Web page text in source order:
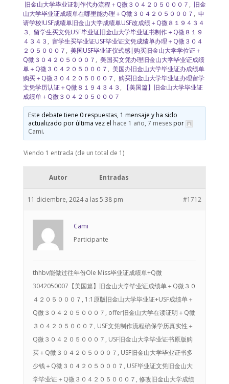
旧金山大学毕业证制作代办流程＋Q微３０４２０５０００７ , 旧金
山大学毕业证成绩单在哪里能办理＋Q微３０４２０５０００７ , 申
请学校!USF成绩单旧金山大学成绩单USF改成绩＋Q微８１９４３４
３ , 留学生买文凭USF毕业证旧金山大学毕业证书制作＋Q微８１９
４３４３ , 留学生买毕业证USF毕业证文凭成绩单办理＋Q微３０４
２０５０００７ , 美国USF毕业证仪式感|购买旧金山大学学位证＋
Q微３０４２０５０００７ , 美国买文凭办理旧金山大学毕业证成绩
单＋Q微３０４２０５０００７ , 美国办旧金山大学毕业证办成绩单
购买＋Q微３０４２０５０００７ , 购买旧金山大学毕业证办理留学
文凭学历认证＋Q微８１９４３４３ ,
【美国篇】旧金山大学毕业证
成绩单＋Q微３０４２０５０００７
Este debate tiene 0 respuestas, 1 mensaje y ha sido
actualizado por última vez el hace 1 año, 7 mesespor
Cami.
Viendo 1 entrada (de un total de 1)
Autor Entradas
11 diciembre, 2024 a las 5:38 pm #1712
Cami
Participante
thhbv能做过往年份Ole Miss毕业证成绩单+Q微
3042050007【美国篇】旧金山大学毕业证成绩单＋Q微３０
４２０５０００７, 1:1原版旧金山大学毕业证+USF成绩单＋
Q微３０４２０５０００７, offer旧金山大学在读证明＋Q微
３０４２０５０００７, USF文凭制作流程确保学历真实性＋
Q微３０４２０５０００７, USF旧金山大学毕业证书原版购
买＋Q微３０４２０５０００７, USF旧金山大学毕业证书多
少钱＋Q微３０４２０５０００７, USF毕业证文凭旧金山大
学毕业证＋Q微３０４２０５０００７, 修改旧金山大学成绩